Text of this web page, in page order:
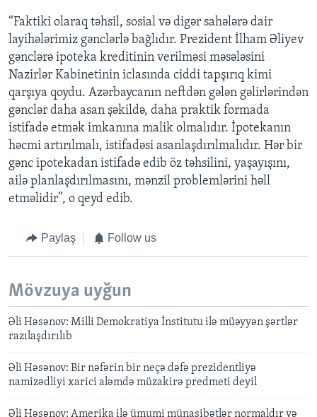
“Faktiki olaraq təhsil, sosial və digər sahələrə dair
layihələrimiz gənclərlə bağlıdır. Prezident İlham Əliyev
gənclərə ipoteka kreditinin verilməsi məsələsini
Nazirlər Kabinetinin iclasında ciddi tapşırıq kimi
qarşıya qoydu. Azərbaycanın neftdən gələn gəlirlərindən
gənclər daha asan şəkildə, daha praktik formada
istifadə etmək imkanına malik olmalıdır. İpotekanın
həcmi artırılmalı, istifadəsi asanlaşdırılmalıdır. Hər bir
gənc ipotekadan istifadə edib öz təhsilini, yaşayışını,
ailə planlaşdırılmasını, mənzil problemlərini həll
etməlidir”, o qeyd edib.
Paylaş Follow us
Mövzuya uyğun
Əli Həsənov: Milli Demokratiya İnstitutu ilə müəyyən şərtlər
razılaşdırılıb
Əli Həsənov: Bir nəfərin bir neçə dəfə prezidentliyə
namizədliyi xarici aləmdə müzakirə predmeti deyil
Əli Həsənov: Amerika ilə ümumi münasibətlər normaldır və